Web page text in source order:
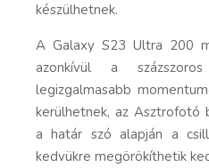
készülhetnek.
A Galaxy S23 Ultra 200
azonkívül a
legizgalmasabb
kerülhetnek, az Asztrofotó
a határ szó alapján a
kedvükre megörökíthetik